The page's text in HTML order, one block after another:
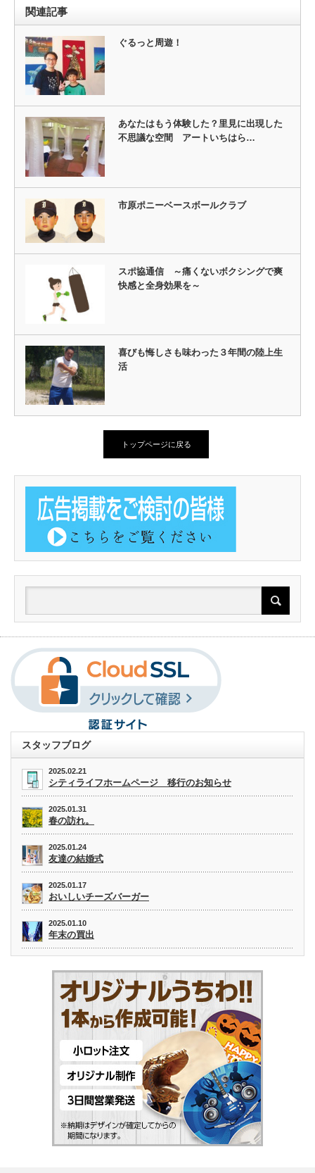
関連記事
ぐるっと周遊！
あなたはもう体験した？里見に出現した
不思議な空間 アートいちはら…
市原ポニーベースボールクラブ
スポ協通信 ～痛くないボクシングで爽
快感と全身効果を～
喜びも悔しさも味わった３年間の陸上生
活
トップページに戻る
スタッフブログ
2025.02.21
シティライフホームページ 移行のお知らせ
2025.01.31
春の訪れ。
2025.01.24
友達の結婚式
2025.01.17
おいしいチーズバーガー
2025.01.10
年末の買出